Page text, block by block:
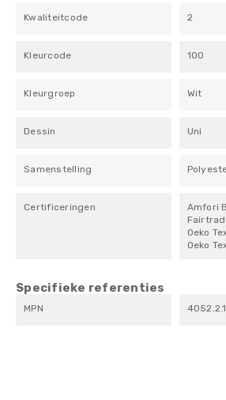
Kwaliteitcode 2
Kleurcode 100
Kleurgroep Wit
Dessin Uni
Samenstelling
Certificeringen
Amfori
Oeko
Oeko
Specifieke referenties
MPN